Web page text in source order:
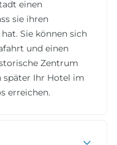
einen
sie ihren
Sie können sich
und einen
Zentrum
später Ihr Hotel im
erreichen.